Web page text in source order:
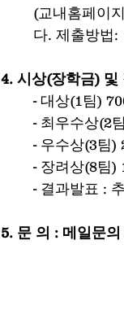
(교내홈페이
다. 제출방법
4. 시상(장학금) 및
- 대상(1팀)
- 최우수상(2
- 우수상(3팀
- 장려상(8팀
- 결과발표 :
5. 문 의 : 메일문의